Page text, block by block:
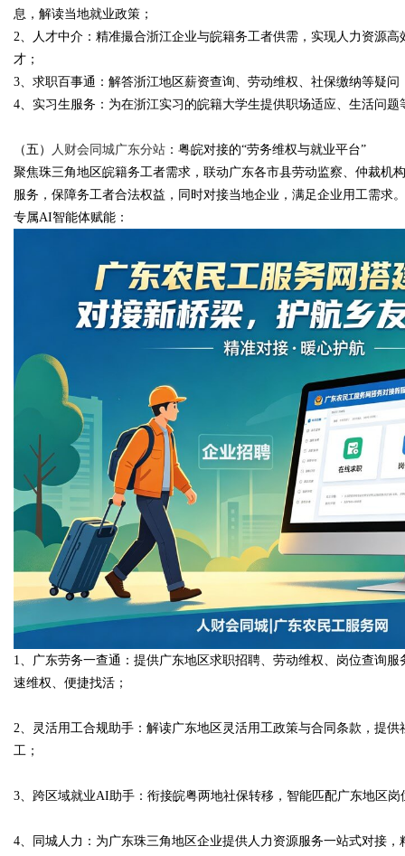
息，解读当地就业政策；
2、人才中介：精准撮合浙江企业与皖籍务工者供需，实现人力资源
才；
3、求职百事通：解答浙江地区薪资查询、劳动维权、社保缴纳等疑
4、实习生服务：为在浙江实习的皖籍大学生提供职场适应、生活问
（五） 人财会同城广东分站 ：粤皖对接的“劳务维权与就业平台”
聚焦珠三角地区皖籍务工者需求，联动广东各市县劳动监察、仲裁机
服务，保障务工者合法权益，同时对接当地企业，满足企业用工需求。
专属AI智能体赋能：
1、广东劳务一查通：提供广东地区求职招聘、劳动维权、岗位查询
速维权、便捷找活；
2、灵活用工合规助手：解读广东地区灵活用工政策与合同条款，提
工；
3、跨区域就业AI助手：衔接皖粤两地社保转移，智能匹配广东地区
4、同城人力：为广东珠三角地区企业提供人力资源服务一站式对接